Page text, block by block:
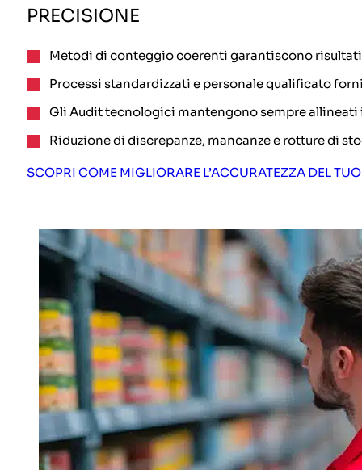
PRECISIONE
Metodi di conteggio coerenti garantiscono
Processi standardizzati e personale qualificato
Gli Audit tecnologici mantengono sempre
Riduzione di discrepanze, mancanze e rotture di
SCOPRI COME MIGLIORARE L’ACCURATEZZA DEL